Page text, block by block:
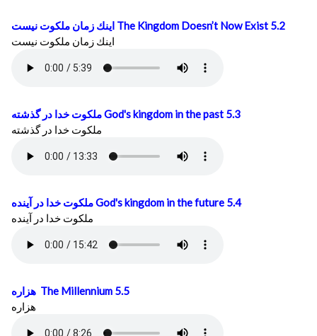
اينك زمان ملكوت نيست The Kingdom Doesn’t Now Exist 5.2
اينك زمان ملكوت نيست
ملكوت خدا در گذشتهGod's kingdom in the past 5.3
ملكوت خدا در گذشته
ملكوت خدا در آيندهGod's kingdom in the future 5.4
ملكوت خدا در آينده
هزاره The Millennium 5.5
هزاره